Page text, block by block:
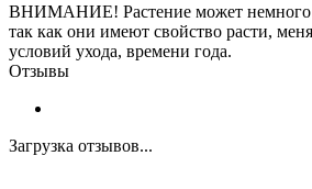
ВНИМАНИЕ! Растение может немного
так как они имеют свойство расти,
условий ухода, времени года.
Отзывы
Загрузка отзывов...